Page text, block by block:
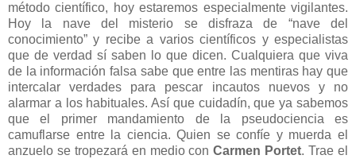
método científico, hoy estaremos especialmente vigilantes.
Hoy la nave del misterio se disfraza de “nave del
conocimiento” y recibe a varios científicos y especialistas
que de verdad sí saben lo que dicen. Cualquiera que viva
de la información falsa sabe que entre las mentiras hay que
intercalar verdades para pescar incautos nuevos y no
alarmar a los habituales. Así que cuidadín, que ya sabemos
que el primer mandamiento de la pseudociencia es
camuflarse entre la ciencia. Quien se confíe y muerda el
anzuelo se tropezará en medio conCarmen Portet. Trae el